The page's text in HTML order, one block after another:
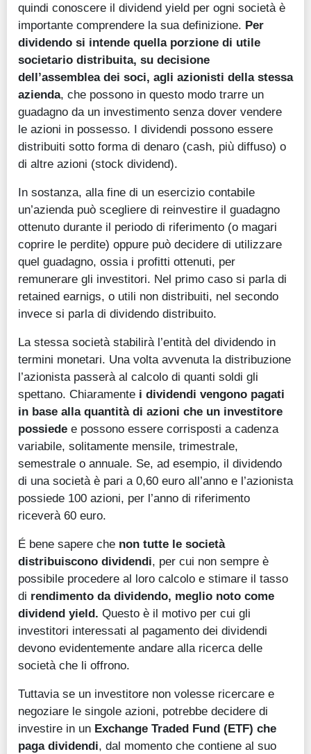
quindi conoscere il dividend yield per ogni società è
importante comprendere la sua definizione. Per
dividendo si intende quella porzione di utile
societario distribuita, su decisione
dell’assemblea dei soci, agli azionisti della stessa
azienda, che possono in questo modo trarre un
guadagno da un investimento senza dover vendere
le azioni in possesso. I dividendi possono essere
distribuiti sotto forma di denaro (cash, più diffuso) o
di altre azioni (stock dividend).
In sostanza, alla fine di un esercizio contabile
un’azienda può scegliere di reinvestire il guadagno
ottenuto durante il periodo di riferimento (o magari
coprire le perdite) oppure può decidere di utilizzare
quel guadagno, ossia i profitti ottenuti, per
remunerare gli investitori. Nel primo caso si parla di
retained earnigs, o utili non distribuiti, nel secondo
invece si parla di dividendo distribuito.
La stessa società stabilirà l’entità del dividendo in
termini monetari. Una volta avvenuta la distribuzione
l’azionista passerà al calcolo di quanti soldi gli
spettano. Chiaramente i dividendi vengono pagati
in base alla quantità di azioni che un investitore
possiede e possono essere corrisposti a cadenza
variabile, solitamente mensile, trimestrale,
semestrale o annuale. Se, ad esempio, il dividendo
di una società è pari a 0,60 euro all’anno e l’azionista
possiede 100 azioni, per l’anno di riferimento
riceverà 60 euro.
É bene sapere che non tutte le società
distribuiscono dividendi, per cui non sempre è
possibile procedere al loro calcolo e stimare il tasso
di rendimento da dividendo, meglio noto come
dividend yield. Questo è il motivo per cui gli
investitori interessati al pagamento dei dividendi
devono evidentemente andare alla ricerca delle
società che li offrono.
Tuttavia se un investitore non volesse ricercare e
negoziare le singole azioni, potrebbe decidere di
investire in un Exchange Traded Fund (ETF) che
paga dividendi, dal momento che contiene al suo